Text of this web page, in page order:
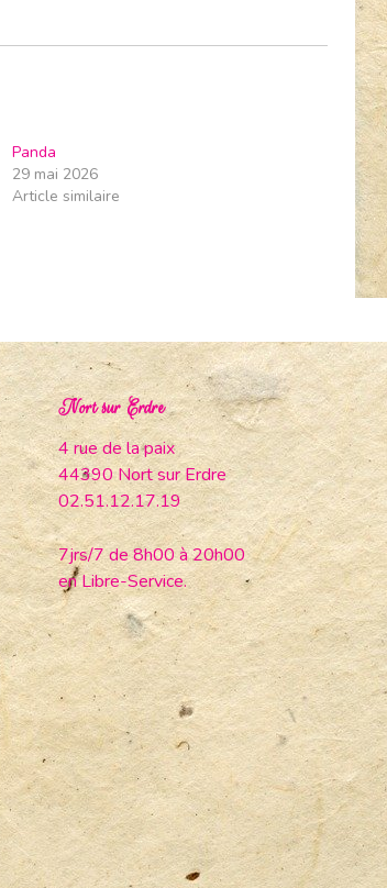
Panda
29 mai 2026
Article similaire
Nort sur Erdre
4 rue de la paix
44390 Nort sur Erdre
02.51.12.17.19
7jrs/7 de 8h00 à 20h00
en Libre-Service.